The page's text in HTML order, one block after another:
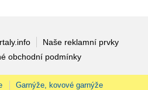
Naše reklamní prvky
obchodní podmínky
Garnýže, kovové garnýže